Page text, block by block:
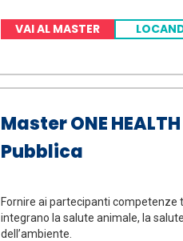
VAI AL MASTER
Master ONE
Pubblica
Fornire ai partecipanti competenze
integrano la salute animale, la
dell’ambiente.